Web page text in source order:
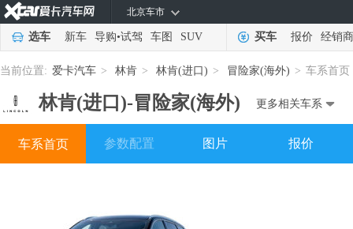
北京车市
选车 新车 导购•试驾 车图 SUV 买车 报价 经销商
当前位置: 爱卡汽车 > 林肯 > 林肯(进口) > 冒险家(海外) > 车系首页
林肯(进口)-冒险家(海外) 更多相关车系
车系首页 参数配置 图片 报价